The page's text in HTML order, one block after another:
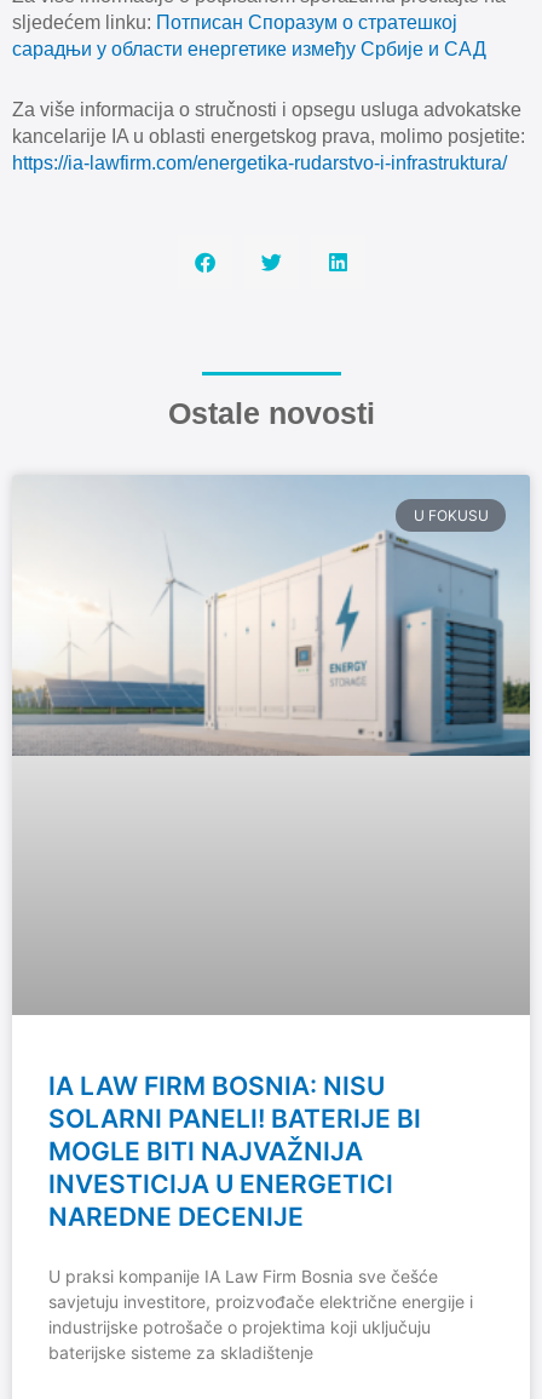
sljedećem linku: Потписан Споразум о стратешкој
сарадњи у области енергетике између Србије и САД
Za više informacija o stručnosti i opsegu usluga advokatske
kancelarije IA u oblasti energetskog prava, molimo posjetite:
https://ia-lawfirm.com/energetika-rudarstvo-i-infrastruktura/
Ostale novosti
U FOKUSU
IA LAW FIRM BOSNIA: NISU
SOLARNI PANELI! BATERIJE BI
MOGLE BITI NAJVAŽNIJA
INVESTICIJA U ENERGETICI
NAREDNE DECENIJE
U praksi kompanije IA Law Firm Bosnia sve češće
savjetuju investitore, proizvođače električne energije i
industrijske potrošače o projektima koji uključuju
baterijske sisteme za skladištenje